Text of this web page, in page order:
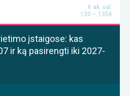
6 ak. val.
130 – 135€
įstaigose: kas
ir ką pasirengti iki 2027-